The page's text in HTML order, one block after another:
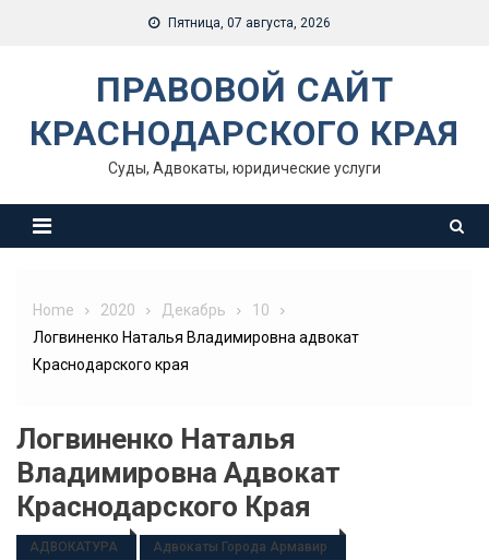
Пятница, 07 августа, 2026
ПРАВОВОЙ САЙТ
КРАСНОДАРСКОГО КРАЯ
Суды, Адвокаты, юридические услуги
Home 2020 Декабрь
10
Логвиненко Наталья Владимировна адвокат
Краснодарского края
Логвиненко Наталья
Владимировна Адвокат
Краснодарского Края
АДВОКАТУРА Адвокаты Города Армавир